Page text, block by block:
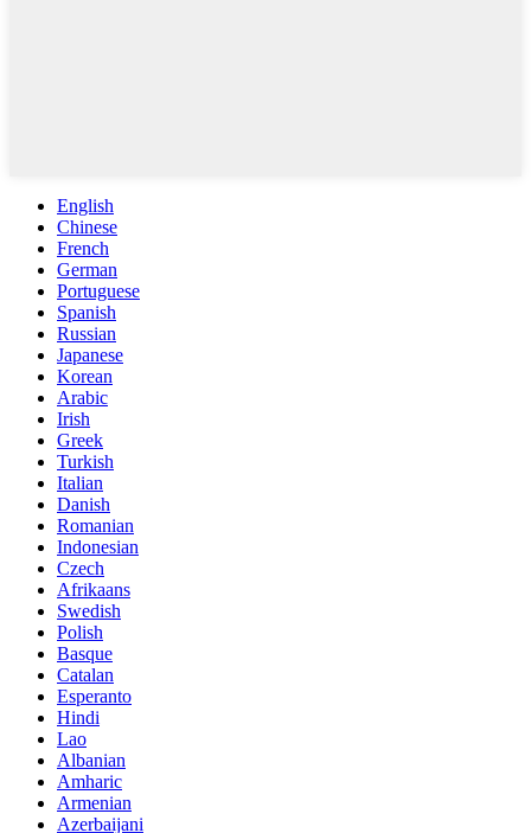
English
Chinese
French
German
Portuguese
Spanish
Russian
Japanese
Korean
Arabic
Irish
Greek
Turkish
Italian
Danish
Romanian
Indonesian
Czech
Afrikaans
Swedish
Polish
Basque
Catalan
Esperanto
Hindi
Lao
Albanian
Amharic
Armenian
Azerbaijani